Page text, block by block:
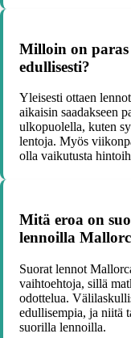
Milloin on
edullisesti?
Yleisesti ottaen
aikaisin saadakseen
ulkopuolella, kuten
lentoja. Myös
olla vaikutusta
Mitä eroa on
lennoilla
Suorat lennot
vaihtoehtoja, sillä
odottelua.
edullisempia, ja niitä
suorilla lennoilla.